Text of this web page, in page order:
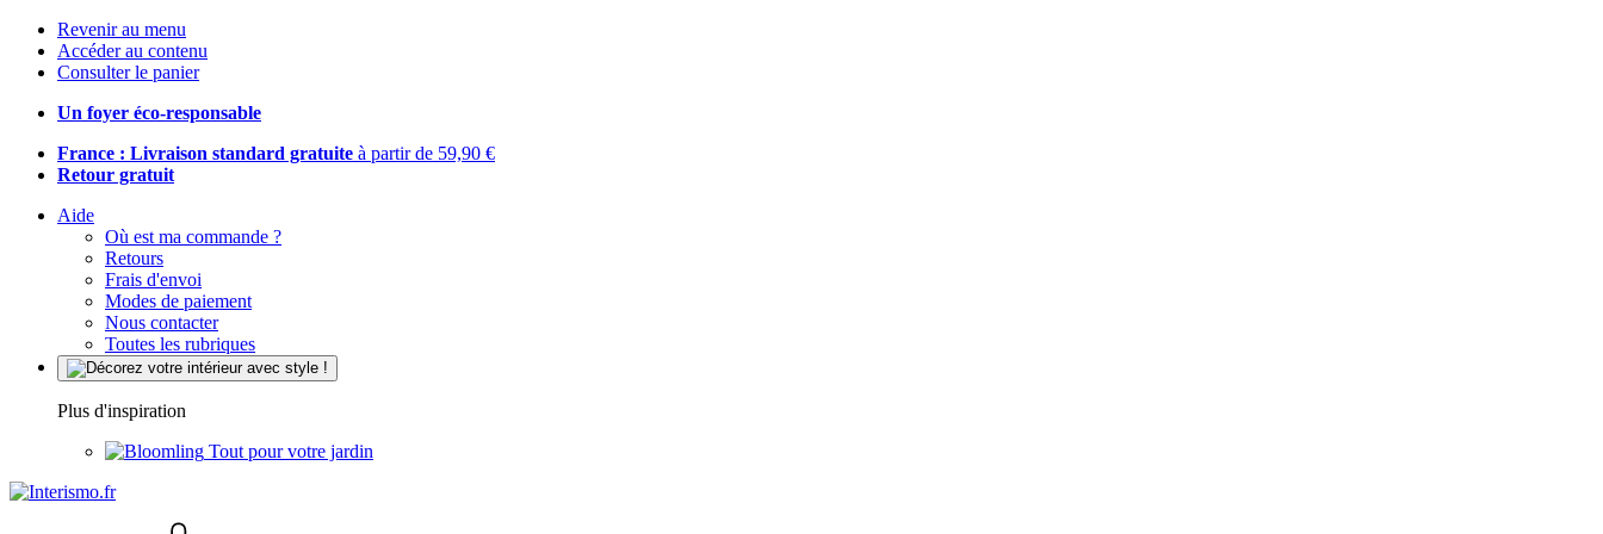
Revenir au menu
Accéder au contenu
Consulter le panier
Un foyer éco-responsable
France : Livraison standard gratuite à partir de 59,90 €
Retour gratuit
Aide
Où est ma commande ?
Retours
Frais d'envoi
Modes de paiement
Nous contacter
Toutes les rubriques
Plus d'inspiration
Tout pour votre jardin